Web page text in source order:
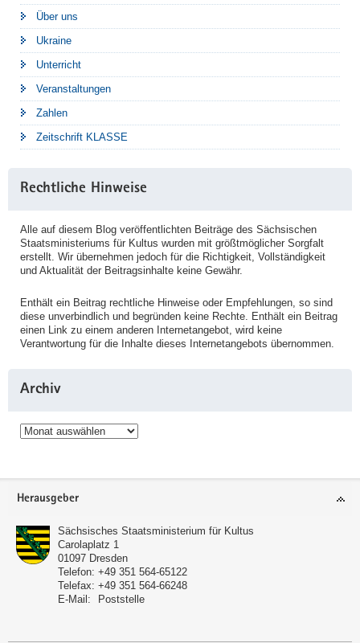
Über uns
Ukraine
Unterricht
Veranstaltungen
Zahlen
Zeitschrift KLASSE
Rechtliche Hinweise
Alle auf diesem Blog veröffentlichten Beiträge des Sächsischen
Staatsministeriums für Kultus wurden mit größtmöglicher Sorgfalt
erstellt. Wir übernehmen jedoch für die Richtigkeit, Vollständigkeit
und Aktualität der Beitragsinhalte keine Gewähr.
Enthält ein Beitrag rechtliche Hinweise oder Empfehlungen, so sind
diese unverbindlich und begründen keine Rechte. Enthält ein Beitrag
einen Link zu einem anderen Internetangebot, wird keine
Verantwortung für die Inhalte dieses Internetangebots übernommen.
Archiv
Archiv
Service
Herausgeber
Sächsisches Staatsministerium für Kultus
Carolaplatz 1
01097 Dresden
Telefon: +49 351 564-65122
Telefax: +49 351 564-66248
E-Mail:
Poststelle